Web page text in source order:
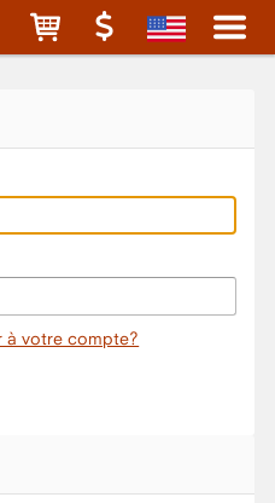
à votre compte?